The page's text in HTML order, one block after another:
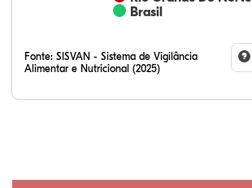
Brasil
Fonte: SISVAN - Sistema de Vigilância
Alimentar e Nutricional (2025)